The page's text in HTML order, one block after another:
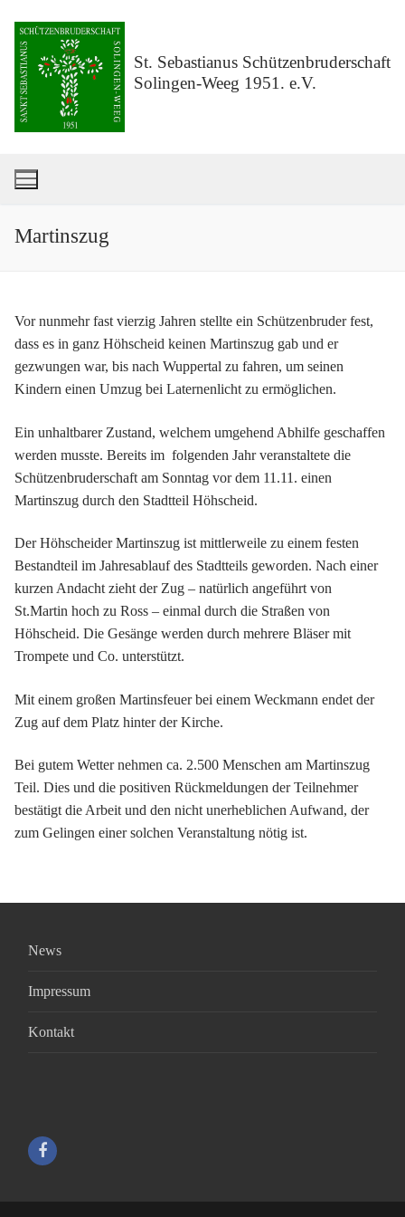
Inhalt
springen
St. Sebastianus Schützenbruderschaft
Solingen-Weeg 1951. e.V.
Martinszug
Vor nunmehr fast vierzig Jahren stellte ein Schützenbruder fest,
dass es in ganz Höhscheid keinen Martinszug gab und er
gezwungen war, bis nach Wuppertal zu fahren, um seinen
Kindern einen Umzug bei Laternenlicht zu ermöglichen.
Ein unhaltbarer Zustand, welchem umgehend Abhilfe geschaffen
werden musste. Bereits im folgenden Jahr veranstaltete die
Schützenbruderschaft am Sonntag vor dem 11.11. einen
Martinszug durch den Stadtteil Höhscheid.
Der Höhscheider Martinszug ist mittlerweile zu einem festen
Bestandteil im Jahresablauf des Stadtteils geworden. Nach einer
kurzen Andacht zieht der Zug – natürlich angeführt von
St.Martin hoch zu Ross – einmal durch die Straßen von
Höhscheid. Die Gesänge werden durch mehrere Bläser mit
Trompete und Co. unterstützt.
Mit einem großen Martinsfeuer bei einem Weckmann endet der
Zug auf dem Platz hinter der Kirche.
Bei gutem Wetter nehmen ca. 2.500 Menschen am Martinszug
Teil. Dies und die positiven Rückmeldungen der Teilnehmer
bestätigt die Arbeit und den nicht unerheblichen Aufwand, der
zum Gelingen einer solchen Veranstaltung nötig ist.
News
Impressum
Kontakt